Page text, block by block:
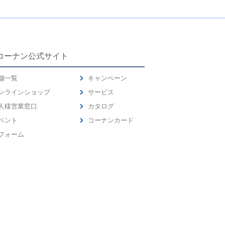
ーナン公式サイト
一覧
ラインショップ
様営業窓口
ント
ォーム
キャンペーン
サービス
カタログ
コーナンカード